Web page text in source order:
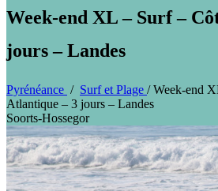
Week-end XL – Surf –
jours – Landes
Pyrénéance / Surf et Plage /Week-end
Atlantique – 3 jours – Landes
Soorts-Hossegor